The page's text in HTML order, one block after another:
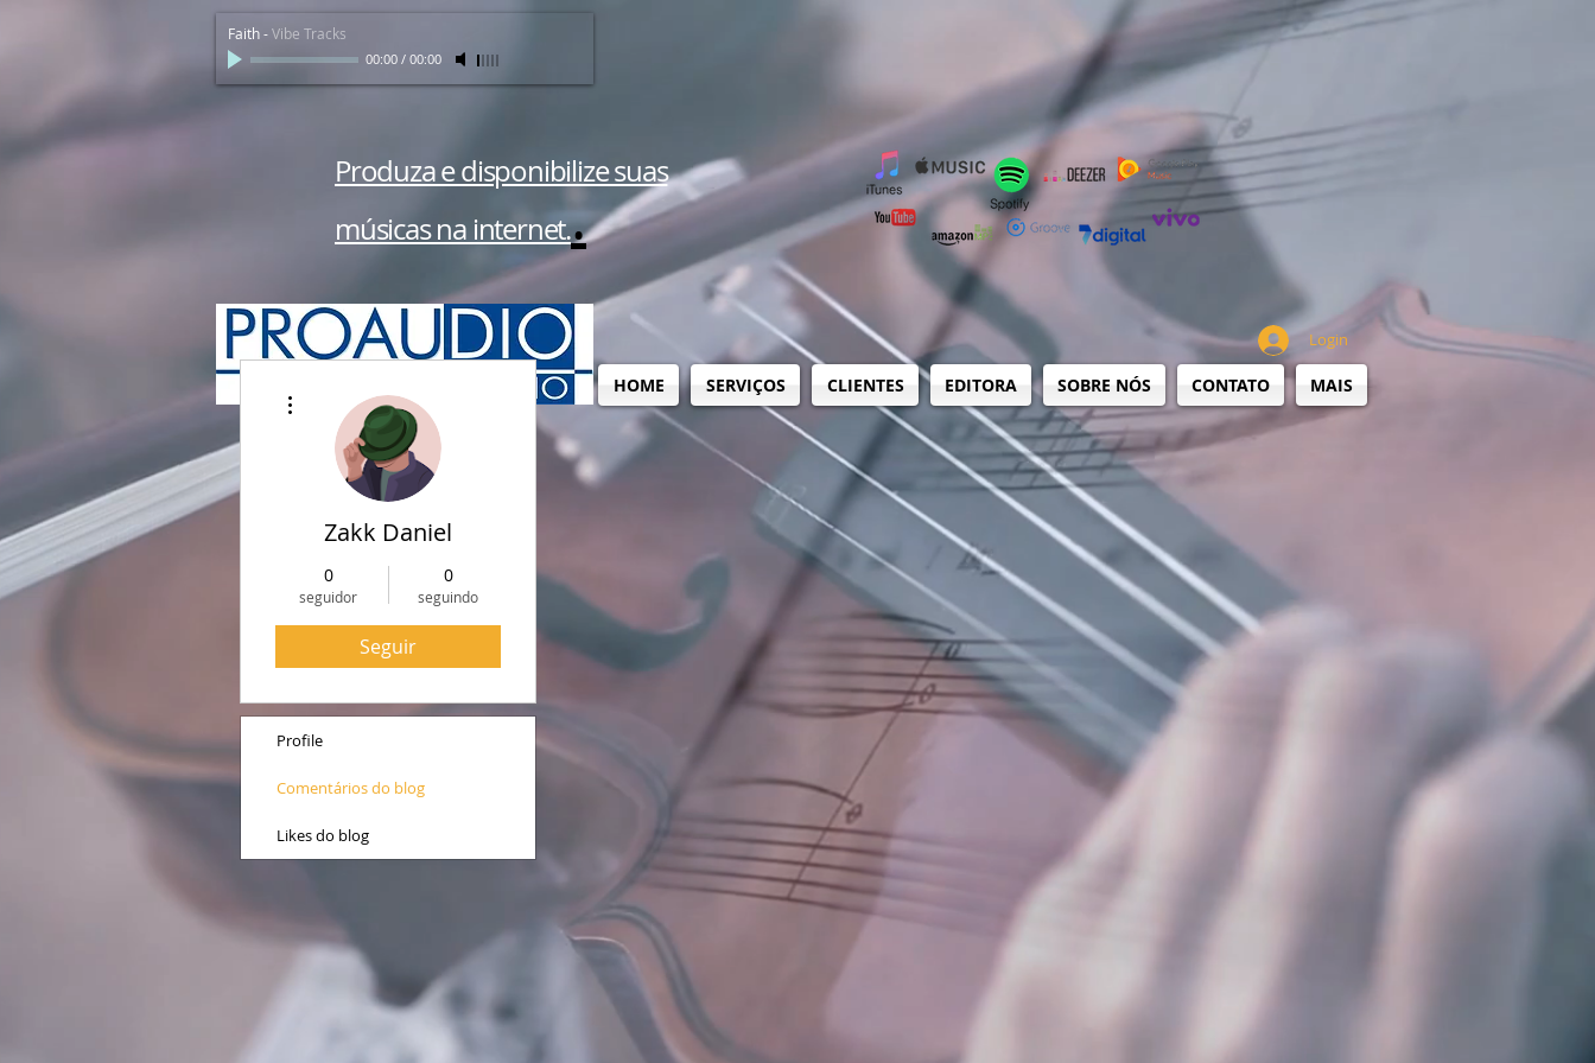
Faith-Vibe Tracks
00:00 / 00:00
Produza e disponibilize suas
músicas na internet..
Login
HOME SERVIÇOS CLIENTES EDITORA SOBRE NÓS CONTATO MAIS
Zakk Daniel
0
seguidor
0
seguindo
Seguir
Profile
Comentários do blog
Likes do blog